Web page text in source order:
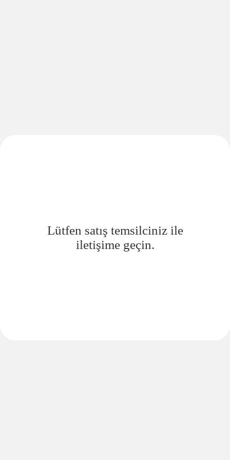
Lütfen satış temsilciniz ile
iletişime geçin.